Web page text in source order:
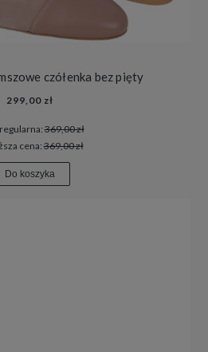
czółenka bez pięty
299,00 zł
369,00 zł
cena:369,00 zł
Do koszyka